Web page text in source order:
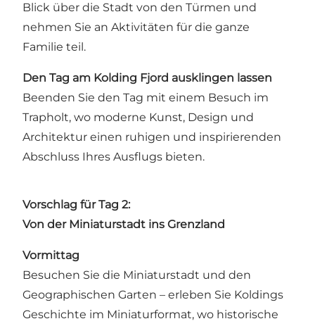
Blick über die Stadt von den Türmen und
nehmen Sie an Aktivitäten für die ganze
Familie teil.
Den Tag am Kolding Fjord ausklingen lassen
Beenden Sie den Tag mit einem Besuch im
Trapholt, wo moderne Kunst, Design und
Architektur einen ruhigen und inspirierenden
Abschluss Ihres Ausflugs bieten.
Vorschlag für Tag 2:
Von der Miniaturstadt ins Grenzland
Vormittag
Besuchen Sie die Miniaturstadt und den
Geographischen Garten – erleben Sie Koldings
Geschichte im Miniaturformat, wo historische